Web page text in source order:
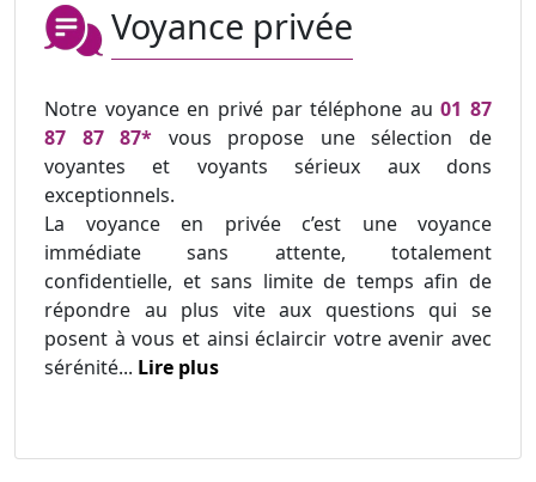
Voyance privée
Notre voyance en privé par téléphone au01 87
87 87 87* vous propose une sélection de
voyantes et voyants sérieux aux dons
exceptionnels.
La voyance en privée c’est une voyance
immédiate sans attente, totalement
confidentielle, et sans limite de temps afin de
répondre au plus vite aux questions qui se
posent à vous et ainsi éclaircir votre avenir avec
sérénité... Lire plus